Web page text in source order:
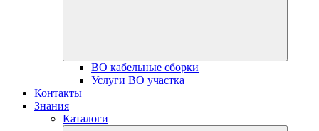
ВО кабельные сборки
Услуги ВО участка
Контакты
Знания
Каталоги